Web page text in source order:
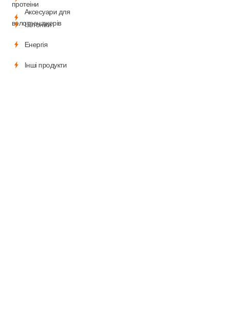
Аксесуари для
велотренажерів
протеiни
Iзотонiки
Енергiя
Iншi продукти